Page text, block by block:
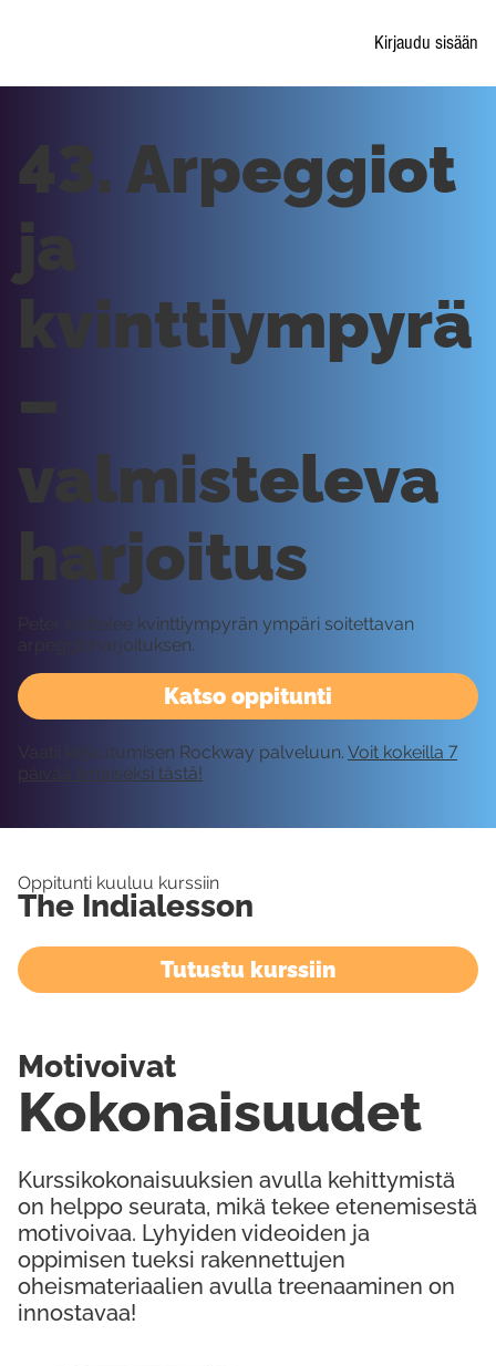
Kirjaudu sisään
Katso oppitunti
43. Arpeggiot
ja
kvinttiympyrä
–
valmisteleva
harjoitus
Peter esittelee kvinttiympyrän ympäri soitettavan
arpeggioharjoituksen.
Vaatii kirjautumisen Rockway palveluun. Voit kokeilla 7
päivää ilmaiseksi tästä!
Oppitunti kuuluu kurssiin
The Indialesson
Tutustu kurssiin
Kurssikokonaisuuksien avulla kehittymistä
on helppo seurata, mikä tekee etenemisestä
motivoivaa. Lyhyiden videoiden ja
oppimisen tueksi rakennettujen
oheismateriaalien avulla treenaaminen on
innostavaa!
Kokonaisuudet
Motivoivat